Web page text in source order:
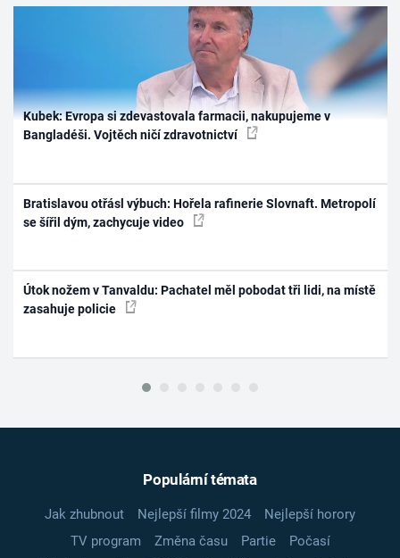
Kubek: Evropa si zdevastovala farmacii, nakupujeme v
Bangladéši. Vojtěch ničí zdravotnictví
Bratislavou otřásl výbuch: Hořela rafinerie Slovnaft. Metropolí
se šířil dým, zachycuje video
Útok nožem v Tanvaldu: Pachatel měl pobodat tři lidi, na místě
zasahuje policie
Populární témata
Jak zhubnout Nejlepší filmy 2024
Nejlepší horory
TV program
Změna času Partie
Počasí